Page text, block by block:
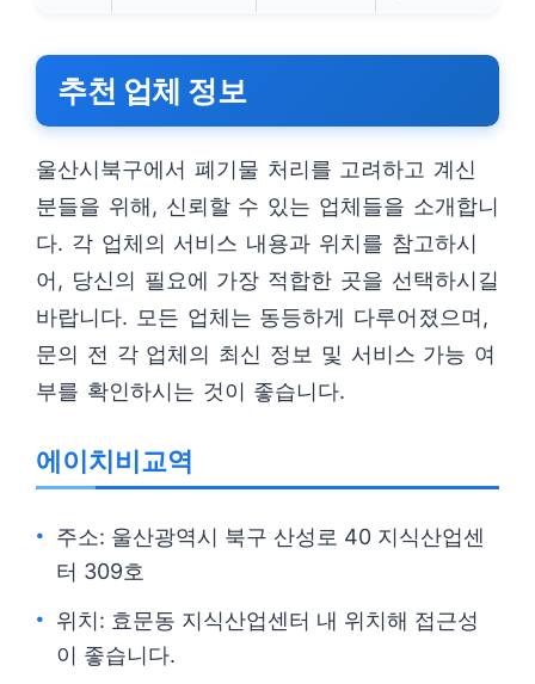
추천 업체 정보
울산시북구에서 폐기물 처리를 고려하고 계신
분들을 위해, 신뢰할 수 있는 업체들을 소개합니
다. 각 업체의 서비스 내용과 위치를 참고하시
어, 당신의 필요에 가장 적합한 곳을 선택하시길
바랍니다. 모든 업체는 동등하게 다루어졌으며,
문의 전 각 업체의 최신 정보 및 서비스 가능 여
부를 확인하시는 것이 좋습니다.
에이치비교역
주소: 울산광역시 북구 산성로 40 지식산업센
터 309호
위치: 효문동 지식산업센터 내 위치해 접근성
이 좋습니다.